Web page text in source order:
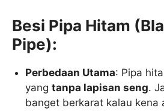
Besi Pipa Hitam
Pipe):
Perbedaan Utama: Pipa
yangtanpa lapisan seng.
banget berkarat kalau kena